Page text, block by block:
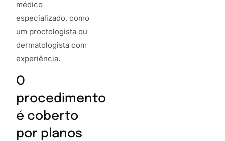
médico
especializado, como
um proctologista ou
dermatologista com
experiência.
O
procedimento
é coberto
por planos